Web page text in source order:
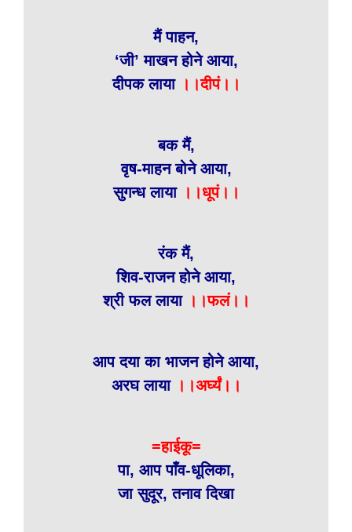
मैं पाहन,
‘जी’ माखन होने आया,
दीपक लाया ।।दीपं।।
बक मैं,
वृष-माहन बोने आया,
सुगन्ध लाया ।।धूपं।।
रंक मैं,
शिव-राजन होने आया,
श्री फल लाया ।।फलं।।
आप दया का भाजन होने आया,
अरघ लाया ।।अर्घ्यं।।
=हाईकू=
पा, आप पाँव-धूलिका,
जा सुदूर, तनाव दिखा